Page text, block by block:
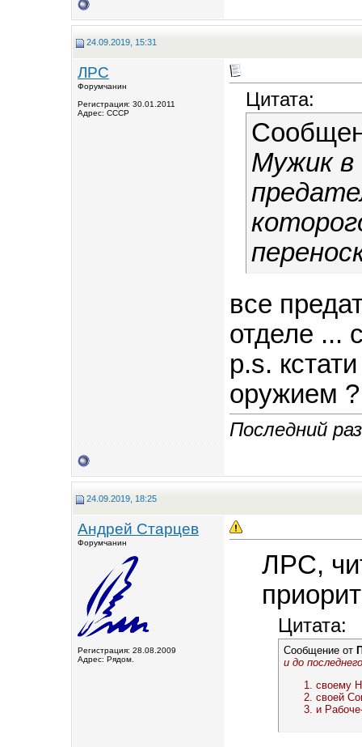
24.09.2019, 15:31
ЛРС
Форумчанин
Регистрация: 30.01.2011
Адрес: СССР
Цитата:
Мужик в
все
отделе ...
р.s.
оружием ?
Последний
24.09.2019, 18:25
Андрей Старцев
Форумчанин
Регистрация: 28.08.2009
Адрес: Рядом.
ЛРС,
Цитата:
Сообщение от
и до
своему
своей
и